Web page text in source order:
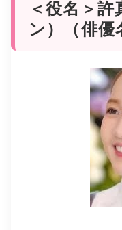
＜役名＞
ン）（俳優